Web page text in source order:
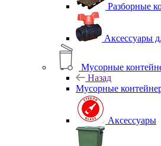
Разборные
Аксессуары
Мусорные
Назад
Мусорные
Аксессуары